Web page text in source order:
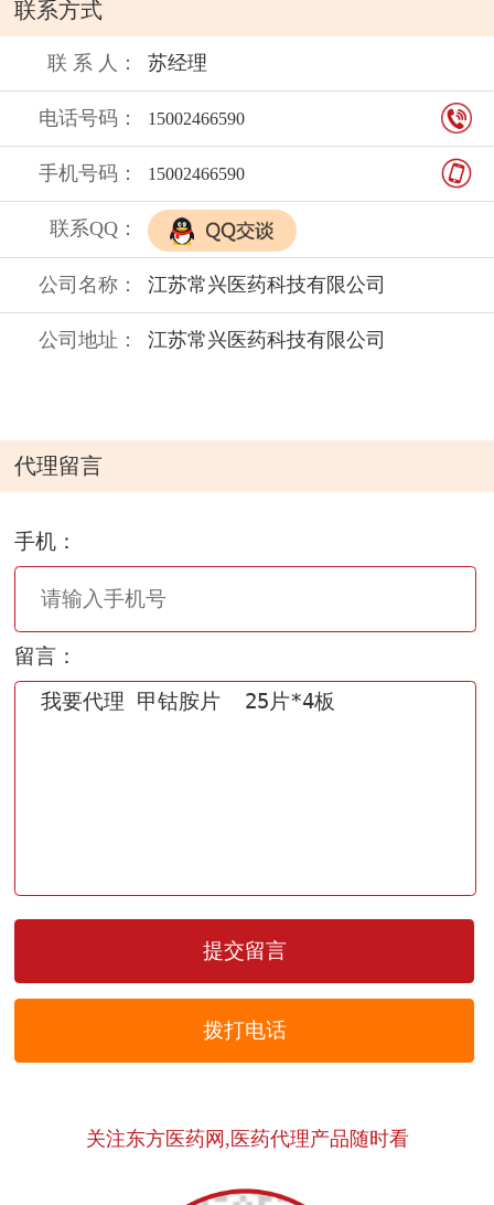
联系方式
联 系 人： 苏经理
电话号码： 15002466590
手机号码： 15002466590
联系QQ：
公司名称： 江苏常兴医药科技有限公司
公司地址： 江苏常兴医药科技有限公司
代理留言
手机：
留言：
拨打电话
关注东方医药网,医药代理产品随时看